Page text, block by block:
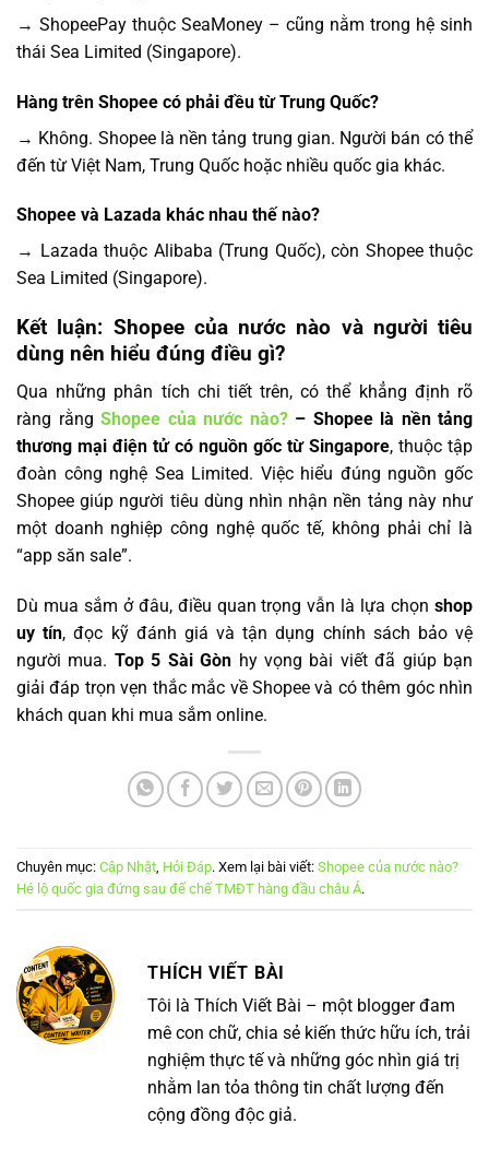
→ ShopeePay thuộc SeaMoney – cũng nằm trong hệ sinh
thái Sea Limited (Singapore).
Hàng trên Shopee có phải đều từ Trung Quốc?
→ Không. Shopee là nền tảng trung gian. Người bán có thể
đến từ Việt Nam, Trung Quốc hoặc nhiều quốc gia khác.
Shopee và Lazada khác nhau thế nào?
→ Lazada thuộc Alibaba (Trung Quốc), còn Shopee thuộc
Sea Limited (Singapore).
Kết luận: Shopee của nước nào và người tiêu
dùng nên hiểu đúng điều gì?
Qua những phân tích chi tiết trên, có thể khẳng định rõ
ràng rằng Shopee của nước nào?– Shopee là nền tảng
thương mại điện tử có nguồn gốc từ Singapore, thuộc tập
đoàn công nghệ Sea Limited. Việc hiểu đúng nguồn gốc
Shopee giúp người tiêu dùng nhìn nhận nền tảng này như
một doanh nghiệp công nghệ quốc tế, không phải chỉ là
“app săn sale”.
Dù mua sắm ở đâu, điều quan trọng vẫn là lựa chọn shop
uy tín, đọc kỹ đánh giá và tận dụng chính sách bảo vệ
người mua. Top 5 Sài Gòn hy vọng bài viết đã giúp bạn
giải đáp trọn vẹn thắc mắc về Shopee và có thêm góc nhìn
khách quan khi mua sắm online.
Chuyên mục: Cập Nhật Hỏi Đáp. Xem lại bài viết: Shopee của nước nào?
Hé lộ quốc gia đứng sau đế chế TMĐT hàng đầu châu Á.
THÍCH VIẾT BÀI
Tôi là Thích Viết Bài – một blogger đam
mê con chữ, chia sẻ kiến thức hữu ích, trải
nghiệm thực tế và những góc nhìn giá trị
nhằm lan tỏa thông tin chất lượng đến
cộng đồng độc giả.